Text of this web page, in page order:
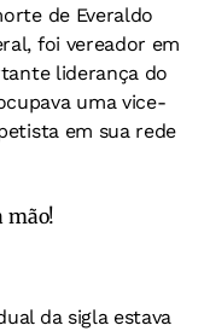
de Everaldo
foi vereador em
liderança do
uma vice-
em sua rede
mão!
da sigla estava